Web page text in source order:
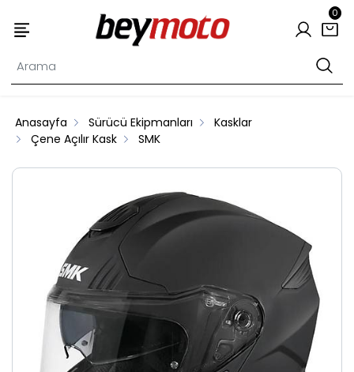
0
Anasayfa Sürücü Ekipmanları
Kasklar
Çene Açılır Kask
SMK